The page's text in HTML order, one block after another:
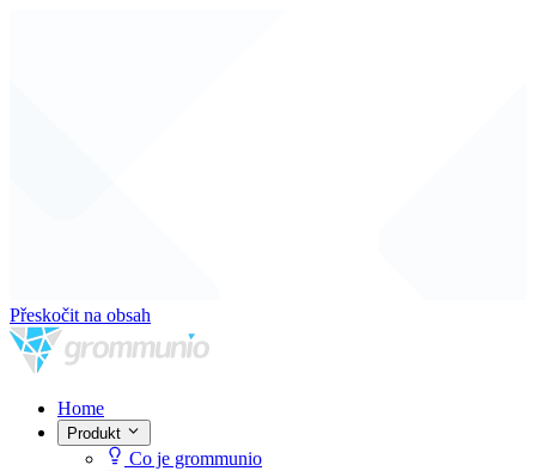
Přeskočit na obsah
Home
Produkt
Co je grommunio